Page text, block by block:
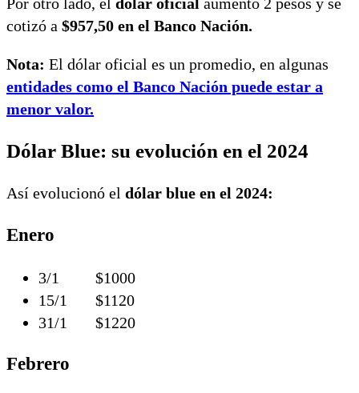
cotizó a $957,50 en el Banco Nación.
Nota: El dólar oficial es un promedio, en algunas
entidades como el Banco Nación puede estar a
menor valor.
Dólar Blue: su evolución en el 2024
Así evolucionó el dólar blue en el 2024:
Enero
3/1 $1000
15/1 $1120
31/1 $1220
Febrero